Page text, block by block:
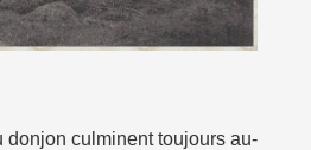
donjon culminent toujours au-